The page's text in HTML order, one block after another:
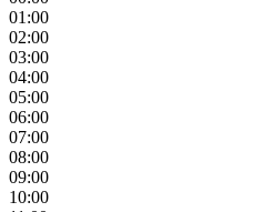
01:00
02:00
03:00
04:00
05:00
06:00
07:00
08:00
09:00
10:00